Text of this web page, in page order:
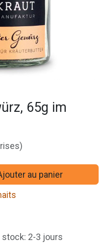
65g im
au panier
2-3 jours